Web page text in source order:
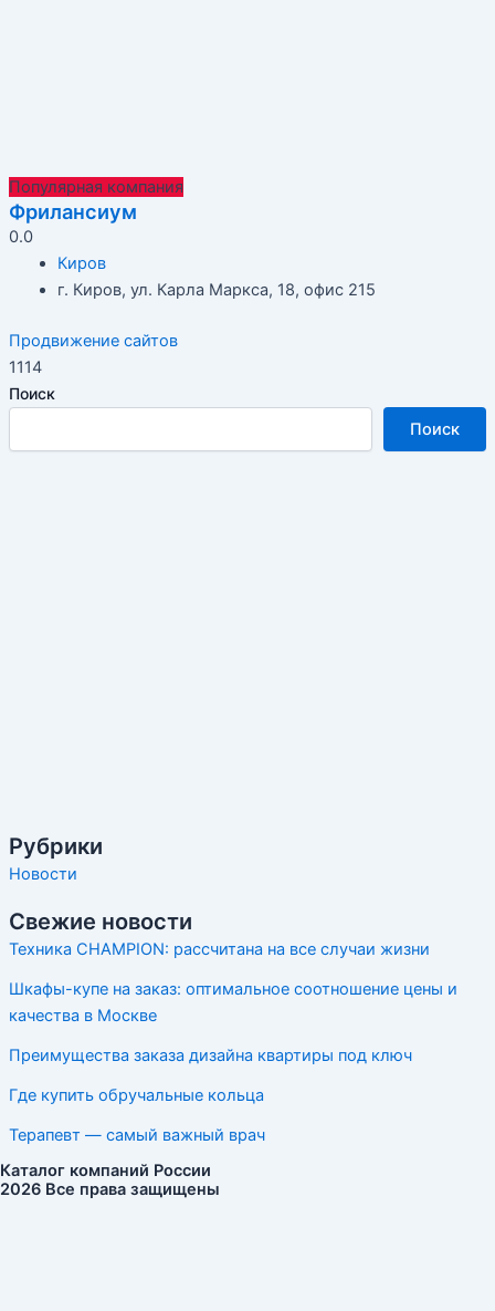
Популярная компания
Фрилансиум
0.0
Киров
г. Киров, ул. Карла Маркса, 18, офис 215
Продвижение сайтов
1114
Поиск
Поиск
Рубрики
Новости
Свежие новости
Техника CHAMPION: рассчитана на все случаи жизни
Шкафы-купе на заказ: оптимальное соотношение цены и
качества в Москве
Преимущества заказа дизайна квартиры под ключ
Где купить обручальные кольца
Терапевт — самый важный врач
Каталог компаний России
2026 Все права защищены